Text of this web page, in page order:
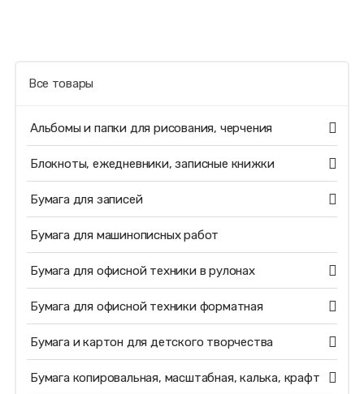
Все товары
Альбомы и папки для рисования, черчения
Блокноты, ежедневники, записные книжки
Бумага для записей
Бумага для машинописных работ
Бумага для офисной техники в рулонах
Бумага для офисной техники форматная
Бумага и картон для детского творчества
Бумага копировальная, масштабная, калька, крафт